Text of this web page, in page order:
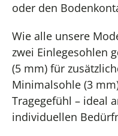
oder den
Wie alle unsere
zwei Einlegesohlen
(5 mm) für
Minimalsohle (3
Tragegefühl – ideal
individuellen